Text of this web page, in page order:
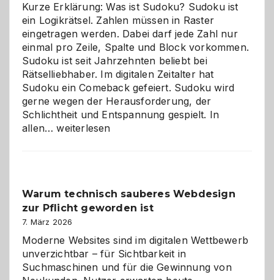
Kurze Erklärung: Was ist Sudoku? Sudoku ist
ein Logikrätsel. Zahlen müssen in Raster
eingetragen werden. Dabei darf jede Zahl nur
einmal pro Zeile, Spalte und Block vorkommen.
Sudoku ist seit Jahrzehnten beliebt bei
Rätselliebhaber. Im digitalen Zeitalter hat
Sudoku ein Comeback gefeiert. Sudoku wird
gerne wegen der Herausforderung, der
Schlichtheit und Entspannung gespielt. In
allen…Sudoku
den
Logikrätseln
weiterlesen
Warum technisch sauberes Webdesign
zur Pflicht geworden ist
7. März 2026
Moderne Websites sind im digitalen Wettbewerb
unverzichtbar – für Sichtbarkeit in
Suchmaschinen und für die Gewinnung von